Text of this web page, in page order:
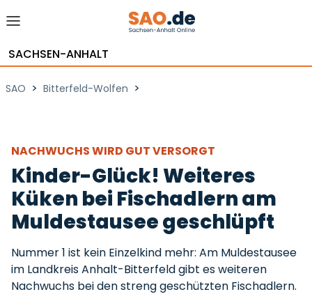
SACHSEN-ANHALT
SAO > Bitterfeld-Wolfen >
NACHWUCHS WIRD GUT VERSORGT
Kinder-Glück! Weiteres
Küken bei Fischadlern am
Muldestausee geschlüpft
Nummer 1 ist kein Einzelkind mehr: Am Muldestausee
im Landkreis Anhalt-Bitterfeld gibt es weiteren
Nachwuchs bei den streng geschützten Fischadlern.